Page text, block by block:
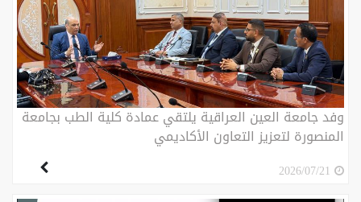
وفد جامعة العين العراقية يلتقي عمادة كلية الطب بجامعة
المنصورة لتعزيز التعاون الأكاديمي
2026/07/21